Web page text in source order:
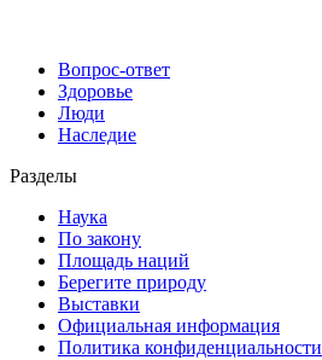
Вопрос-ответ
Здоровье
Люди
Наследие
Разделы
Наука
По закону
Площадь наций
Берегите природу
Выставки
Официальная информация
Политика конфиденциальности